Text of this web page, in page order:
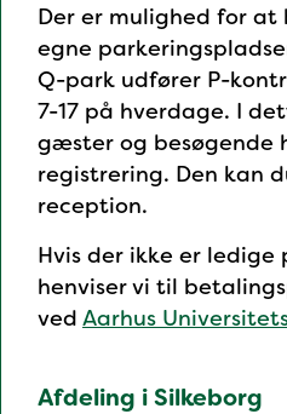
Der er mulighed for at
egne
Q-park udfører P-
7-17 på hverdage. I
gæster og besøgende
registrering. Den kan
reception.
Hvis der ikke er ledige
henviser vi til
ved Aarhus
Afdeling i Silkeborg